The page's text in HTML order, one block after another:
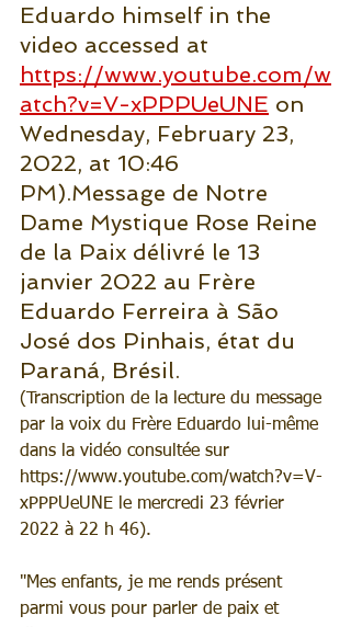
Eduardo himself in the
video accessed at
https://www.youtube.com/w
atch?v=V-xPPPUeUNE on
Wednesday, February 23,
2022, at 10:46
PM).Message de Notre
Dame Mystique Rose Reine
de la Paix délivré le 13
janvier 2022 au Frère
Eduardo Ferreira à São
José dos Pinhais, état du
Paraná, Brésil.
(Transcription de la lecture du message
par la voix du Frère Eduardo lui-même
dans la vidéo consultée sur
https://www.youtube.com/watch?v=V-
xPPPUeUNE le mercredi 23 février
2022 à 22 h 46).
"Mes enfants, je me rends présent
parmi vous pour parler de paix et